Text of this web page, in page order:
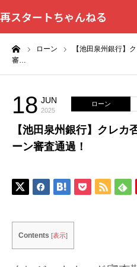
再スタートちゃんねる
ローン
【池田泉州銀行】
審…
18 JUN
2025
ローン
【池田泉州銀行】クレカ
ーン審査通過！
Contents [表示]
HOME
プライバシーポリシー